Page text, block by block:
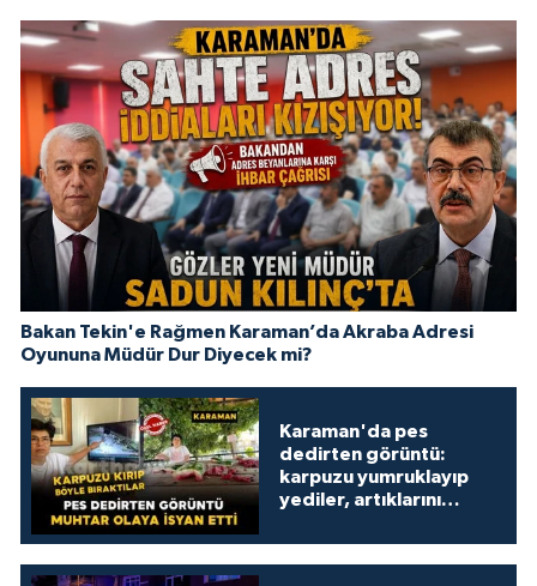
Bakan Tekin'e Rağmen Karaman’da Akraba Adresi
Oyununa Müdür Dur Diyecek mi?
Karaman'da pes
dedirten görüntü:
karpuzu yumruklayıp
yediler, artıklarını